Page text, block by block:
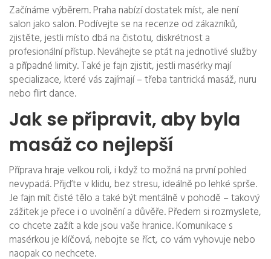
Začínáme výběrem. Praha nabízí dostatek míst, ale není
salon jako salon. Podívejte se na recenze od zákazníků,
zjistěte, jestli místo dbá na čistotu, diskrétnost a
profesionální přístup. Neváhejte se ptát na jednotlivé služby
a případné limity. Také je fajn zjistit, jestli masérky mají
specializace, které vás zajímají – třeba tantrická masáž, nuru
nebo flirt dance.
Jak se připravit, aby byla
masáž co nejlepší
Příprava hraje velkou roli, i když to možná na první pohled
nevypadá. Přijďte v klidu, bez stresu, ideálně po lehké sprše.
Je fajn mít čisté tělo a také být mentálně v pohodě – takový
zážitek je přece i o uvolnění a důvěře. Předem si rozmyslete,
co chcete zažít a kde jsou vaše hranice. Komunikace s
masérkou je klíčová, nebojte se říct, co vám vyhovuje nebo
naopak co nechcete.